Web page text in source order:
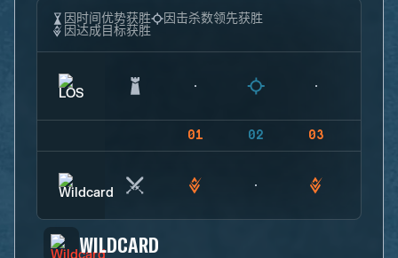
因时间优势获胜
因击杀数领先获胜
因达成目标获胜
01 02 03
WILDCARD